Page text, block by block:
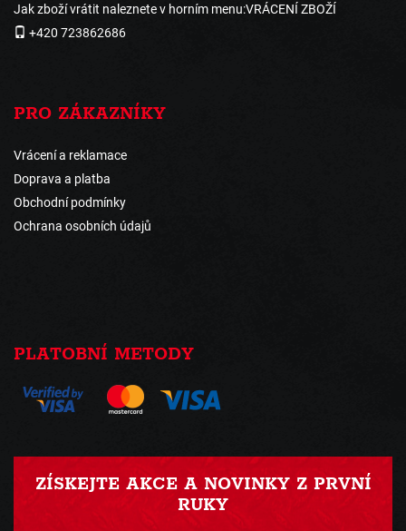
Jak zboží vrátit naleznete v horním menu:VRÁCENÍ ZBOŽÍ
+420 723862686
PRO ZÁKAZNÍKY
Vrácení a reklamace
Doprava a platba
Obchodní podmínky
Ochrana osobních údajů
PLATOBNÍ METODY
ZÍSKEJTE AKCE A NOVINKY Z PRVNÍ
RUKY